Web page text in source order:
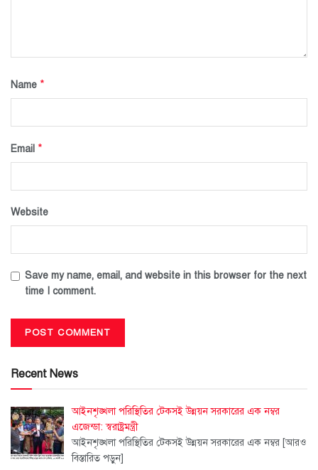
Name *
Email *
Website
Save my name, email, and website in this browser for the next
time I comment.
Recent News
আইনশৃঙ্খলা পরিস্থিতির টেকসই উন্নয়ন সরকারের এক নম্বর
এজেন্ডা: স্বরাষ্ট্রমন্ত্রী
আইনশৃঙ্খলা পরিস্থিতির টেকসই উন্নয়ন সরকারের এক নম্বর [আরও
বিস্তারিত পড়ুন]